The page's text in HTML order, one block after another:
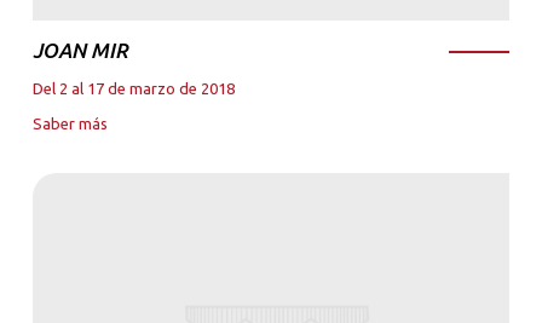
JOAN MIR
Del 2 al 17 de marzo de 2018
Saber más